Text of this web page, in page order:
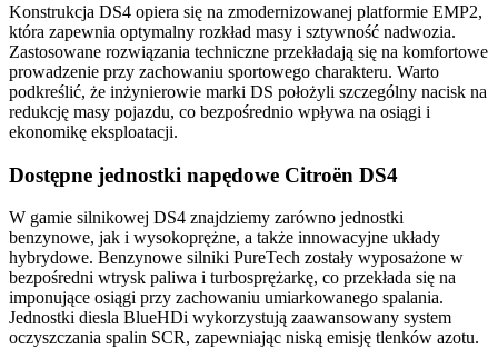
Konstrukcja DS4 opiera się na zmodernizowanej platformie EMP2,
która zapewnia optymalny rozkład masy i sztywność nadwozia.
Zastosowane rozwiązania techniczne przekładają się na komfortowe
prowadzenie przy zachowaniu sportowego charakteru. Warto
podkreślić, że inżynierowie marki DS położyli szczególny nacisk na
redukcję masy pojazdu, co bezpośrednio wpływa na osiągi i
ekonomikę eksploatacji.
Dostępne jednostki napędowe Citroën DS4
W gamie silnikowej DS4 znajdziemy zarówno jednostki
benzynowe, jak i wysokoprężne, a także innowacyjne układy
hybrydowe. Benzynowe silniki PureTech zostały wyposażone w
bezpośredni wtrysk paliwa i turbosprężarkę, co przekłada się na
imponujące osiągi przy zachowaniu umiarkowanego spalania.
Jednostki diesla BlueHDi wykorzystują zaawansowany system
oczyszczania spalin SCR, zapewniając niską emisję tlenków azotu.